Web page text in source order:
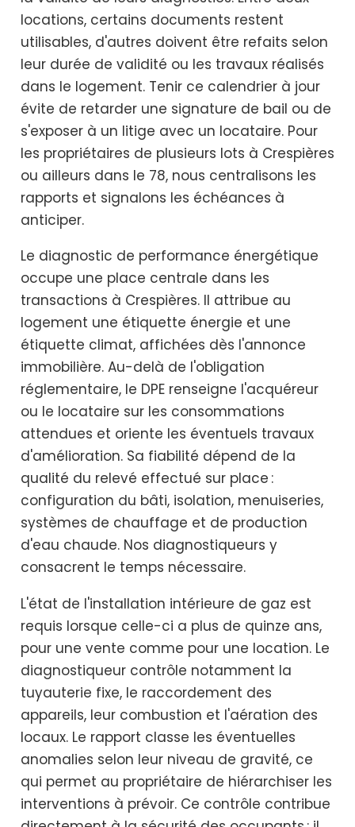
locations, certains documents restent
utilisables, d'autres doivent être refaits selon
leur durée de validité ou les travaux réalisés
dans le logement. Tenir ce calendrier à jour
évite de retarder une signature de bail ou de
s'exposer à un litige avec un locataire. Pour
les propriétaires de plusieurs lots à Crespières
ou ailleurs dans le 78, nous centralisons les
rapports et signalons les échéances à
anticiper.
Le diagnostic de performance énergétique
occupe une place centrale dans les
transactions à Crespières. Il attribue au
logement une étiquette énergie et une
étiquette climat, affichées dès l'annonce
immobilière. Au-delà de l'obligation
réglementaire, le DPE renseigne l'acquéreur
ou le locataire sur les consommations
attendues et oriente les éventuels travaux
d'amélioration. Sa fiabilité dépend de la
qualité du relevé effectué sur place :
configuration du bâti, isolation, menuiseries,
systèmes de chauffage et de production
d'eau chaude. Nos diagnostiqueurs y
consacrent le temps nécessaire.
L'état de l'installation intérieure de gaz est
requis lorsque celle-ci a plus de quinze ans,
pour une vente comme pour une location. Le
diagnostiqueur contrôle notamment la
tuyauterie fixe, le raccordement des
appareils, leur combustion et l'aération des
locaux. Le rapport classe les éventuelles
anomalies selon leur niveau de gravité, ce
qui permet au propriétaire de hiérarchiser les
interventions à prévoir. Ce contrôle contribue